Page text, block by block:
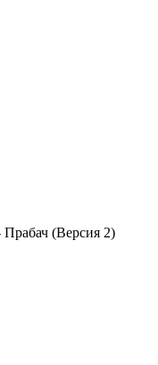
Прабач (Версия 2)